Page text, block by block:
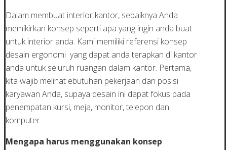
Dalam membuat interior kantor, sebaiknya Anda
memikirkan konsep seperti apa yang ingin anda buat
untuk interior anda. Kami memiliki referensi konsep
desain ergonomi yang dapat anda terapkan di kantor
anda untuk seluruh ruangan dalam kantor. Pertama,
kita wajib melihat ebutuhan pekerjaan dan posisi
karyawan Anda, supaya desain ini dapat fokus pada
penempatan kursi, meja, monitor, telepon dan
komputer.
Mengapa harus menggunakan konsep